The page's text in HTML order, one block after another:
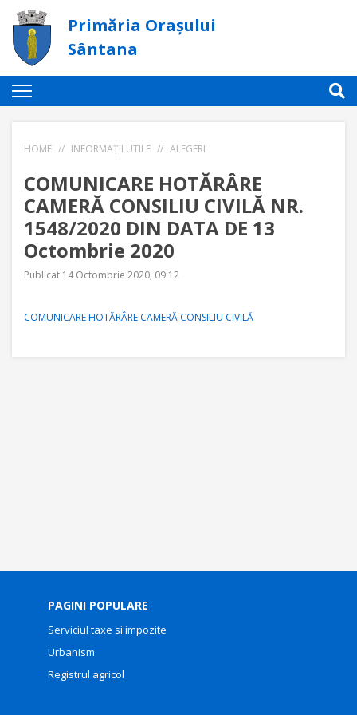
Primăria Orașului
Sântana
HOME // INFORMAȚII UTILE // ALEGERI
COMUNICARE HOTĂRÂRE
CAMERĂ CONSILIU CIVILĂ NR.
1548/2020 DIN DATA DE 13
Octombrie 2020
Publicat 14 Octombrie 2020, 09:12
COMUNICARE HOTĂRÂRE CAMERĂ CONSILIU CIVILĂ
PAGINI POPULARE
Serviciul taxe si impozite
Urbanism
Registrul agricol